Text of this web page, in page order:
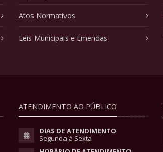
Atos Normativos
Leis Municipais e Emendas
ATENDIMENTO AO PÚBLICO
DIAS DE ATENDIMENTO
Segunda à Sexta